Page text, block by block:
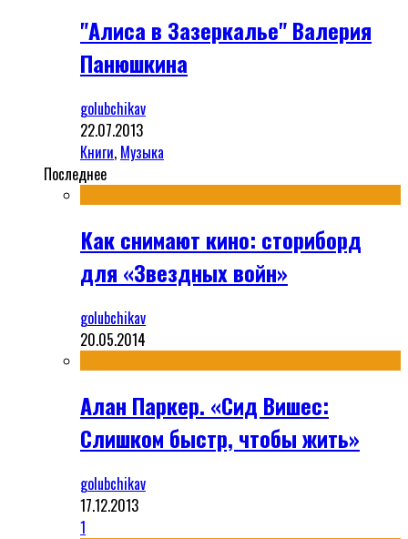
"Алиса в Зазеркалье" Валерия
Панюшкина
golubchikav
22.07.2013
Книги, Музыка
Последнее
Как снимают кино: сториборд
для «Звездных войн»
golubchikav
20.05.2014
Алан Паркер. «Сид Вишес:
Слишком быстр, чтобы жить»
golubchikav
17.12.2013
1